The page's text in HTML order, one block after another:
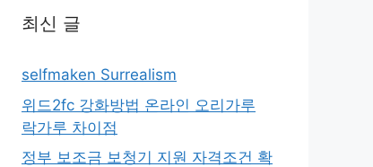
최신 글
selfmaken Surrealism
위드2fc 강화방법 온라인 오리가루
락가루 차이점
정부 보조금 보청기 지원 자격조건 확